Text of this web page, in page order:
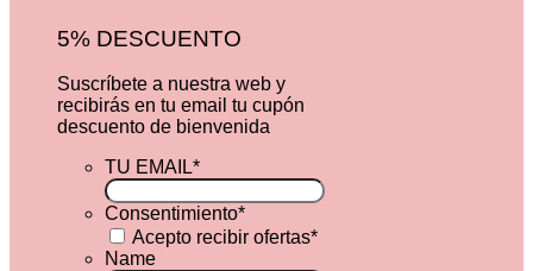
5% DESCUENTO
Suscríbete a nuestra web y
recibirás en tu email tu cupón
descuento de bienvenida
TU EMAIL*
Consentimiento*
Acepto recibir ofertas*
Name